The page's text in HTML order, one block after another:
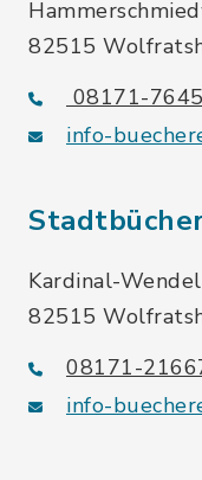
82515
08171-
info-
Kardinal-
82515
08171-
info-